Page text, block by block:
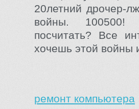
20летний дрочер-
войны. 100500!
посчитать? Все
хочешь этой войны
ремонт компьютера